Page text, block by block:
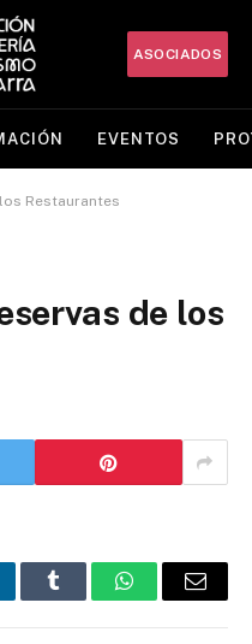
ASOCIADOS
EVENTOS
Restaurantes
de los
Tumblr WhatsAppEmail